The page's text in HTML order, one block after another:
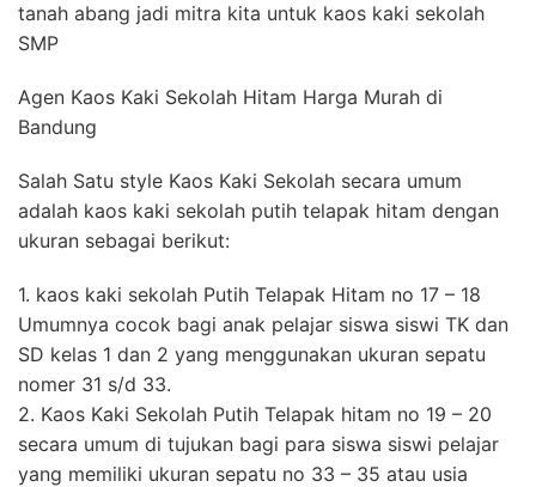
tanah abang jadi mitra kita untuk kaos kaki sekolah
SMP
Agen Kaos Kaki Sekolah Hitam Harga Murah di
Bandung
Salah Satu style Kaos Kaki Sekolah secara umum
adalah kaos kaki sekolah putih telapak hitam dengan
ukuran sebagai berikut:
1. kaos kaki sekolah Putih Telapak Hitam no 17 – 18
Umumnya cocok bagi anak pelajar siswa siswi TK dan
SD kelas 1 dan 2 yang menggunakan ukuran sepatu
nomer 31 s/d 33.
2. Kaos Kaki Sekolah Putih Telapak hitam no 19 – 20
secara umum di tujukan bagi para siswa siswi pelajar
yang memiliki ukuran sepatu no 33 – 35 atau usia